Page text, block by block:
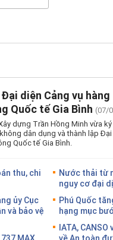
diện Cảng vụ
Quốc tế Gia Bình (07/
dựng Trần Hồng Minh vừa
dân dụng và thành lập
Quốc tế Gia Bình.
thu, chi
ủy Cục
và bảo vệ
Nước thải từ
nguy cơ đại
Phú Quốc
hạng mục
IATA,